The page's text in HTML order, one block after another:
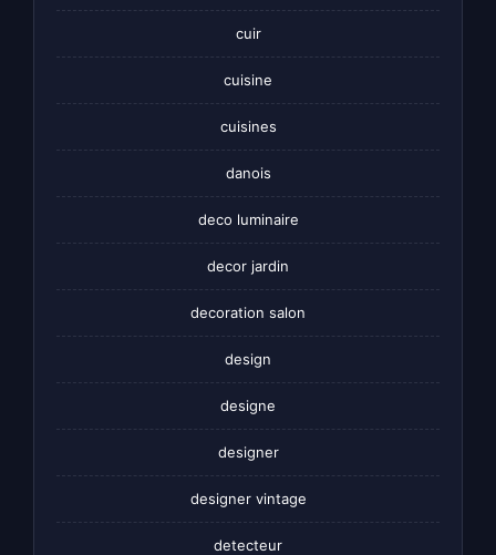
cuir
cuisine
cuisines
danois
deco luminaire
decor jardin
decoration salon
design
designe
designer
designer vintage
detecteur